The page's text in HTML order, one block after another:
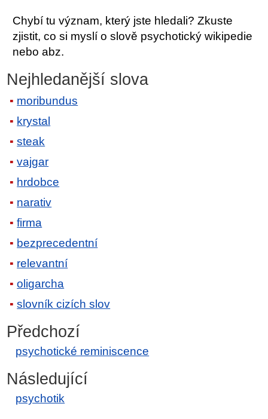
Chybí tu význam, který jste hledali? Zkuste
zjistit, co si myslí o slově psychotický wikipedie
nebo abz.
Nejhledanější slova
moribundus
krystal
steak
vajgar
hrdobce
narativ
firma
bezprecedentní
relevantní
oligarcha
slovník cizích slov
Předchozí
psychotické reminiscence
Následující
psychotik